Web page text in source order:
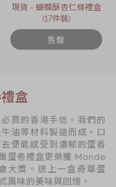
現貨 - 蝴蝶酥杏仁條禮盒
(17件裝)
售罄
盒
買的香港手信。我們的
油等材料製造而成，口
便能感受到濃郁的蛋香
蛋卷禮盒更榮獲 Monde
大獎。送上一盒奇華蛋
風味的美味與回憶。